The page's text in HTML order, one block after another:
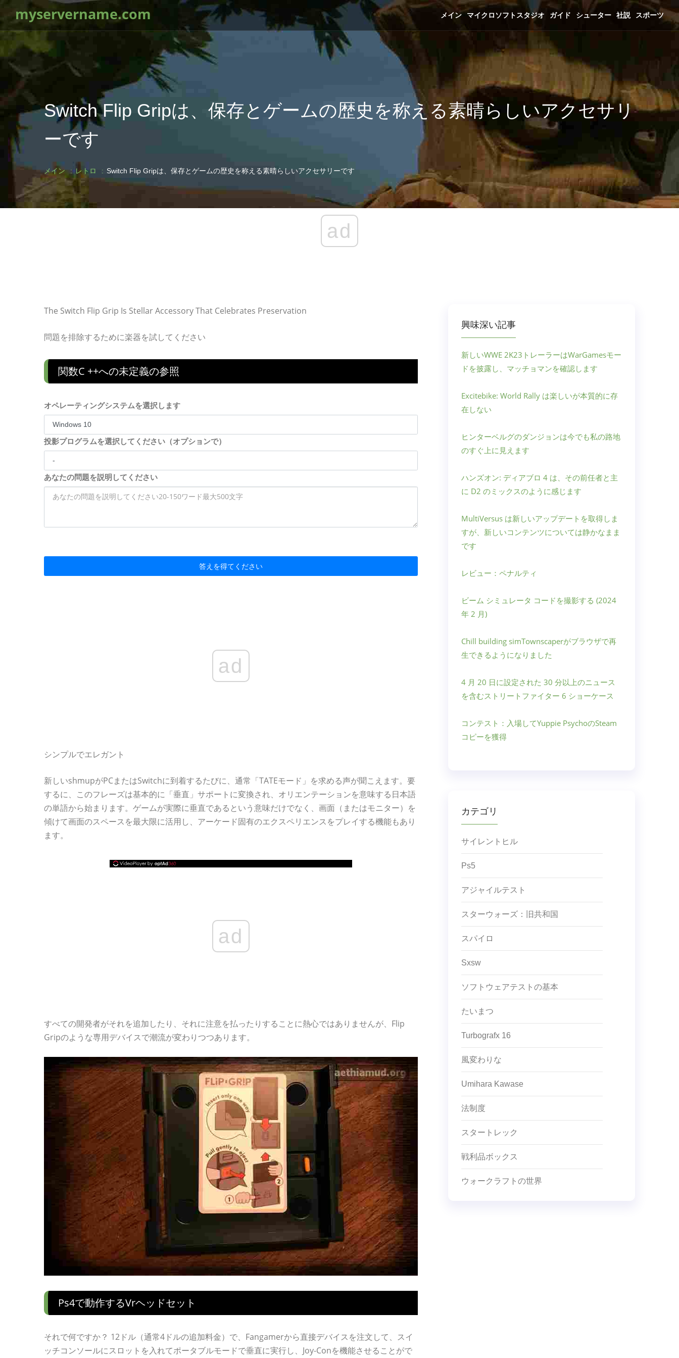
myservername.com メイン マイクロソフトスタジオ ガイド シューター 社説 スポーツ
Switch Flip Gripは、保存とゲームの歴史を称える素晴らしいアクセサリ
ーです
メイン レトロ Switch Flip Gripは、保存とゲームの歴史を称える素晴らしいアクセサリーです
ad
The Switch Flip Grip Is Stellar Accessory That Celebrates Preservation
問題を排除するために楽器を試してください
関数c ++への未定義の参照
オペレーティングシステムを選択します
投影プログラムを選択してください（オプションで）
あなたの問題を説明してください
答えを得てください
ad
シンプルでエレガント
新しいshmupがPCまたはSwitchに到着するたびに、通常「TATEモード」を求める声が聞こえます。要
するに、このフレーズは基本的に「垂直」サポートに変換され、オリエンテーションを意味する日本語
の単語から始まります。ゲームが実際に垂直であるという意味だけでなく、画面（またはモニター）を
傾けて画面のスペースを最大限に活用し、アーケード固有のエクスペリエンスをプレイする機能もあり
ます。
ad
すべての開発者がそれを追加したり、それに注意を払ったりすることに熱心ではありませんが、Flip
Gripのような専用デバイスで潮流が変わりつつあります。
Ps4で動作するvrヘッドセット
それで何ですか？ 12ドル（通常4ドルの追加料金）で、Fangamerから直接デバイスを注文して、スイ
ッチコンソールにスロットを入れてポータブルモードで垂直に実行し、Joy-Conを機能させることがで
興味深い記事
新しいWWE 2K23トレーラーはWarGamesモー
ドを披露し、マッチョマンを確認します
Excitebike: World Rally は楽しいが本質的に存
在しない
ヒンターベルグのダンジョンは今でも私の路地
のすぐ上に見えます
ハンズオン: ディアブロ 4 は、その前任者と主
に D2 のミックスのように感じます
MultiVersus は新しいアップデートを取得しま
すが、新しいコンテンツについては静かなまま
です
レビュー：ペナルティ
ビーム シミュレータ コードを撮影する (2024
年 2 月)
Chill building simTownscaperがブラウザで再
生できるようになりました
4 月 20 日に設定された 30 分以上のニュース
を含むストリートファイター 6 ショーケース
コンテスト：入場してYuppie PsychoのSteam
コピーを獲得
カテゴリ
サイレントヒル
Ps5
アジャイルテスト
スターウォーズ：旧共和国
スパイロ
Sxsw
ソフトウェアテストの基本
たいまつ
Turbografx 16
風変わりな
Umihara Kawase
法制度
スタートレック
戦利品ボックス
ウォークラフトの世界